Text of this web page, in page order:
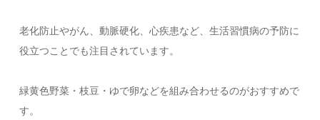
老化防止やがん、動脈硬化、心疾患など、生活習慣病の予防に
役立つことでも注目されています。
緑黄色野菜・枝豆・ゆで卵などを組み合わせるのがおすすめで
す。